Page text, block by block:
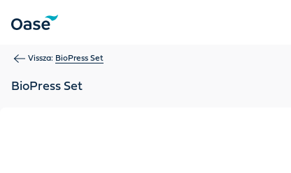
Vissza: BioPress Set
BioPress Set